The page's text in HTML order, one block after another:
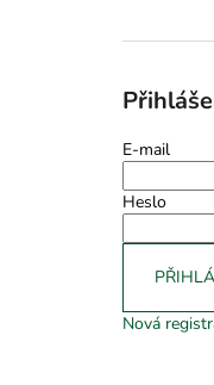
E-mail
Heslo
Nová